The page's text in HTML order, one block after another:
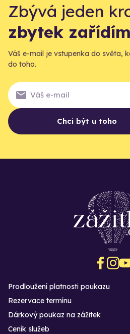
Zbývá jeden
zbytek
Váš e-mail je vstupenka do světa,
do toho.
Chci být u toho
Prodloužení platnosti poukazu
Rezervace termínu
Dárkový poukaz na zážitek
Ceník služeb